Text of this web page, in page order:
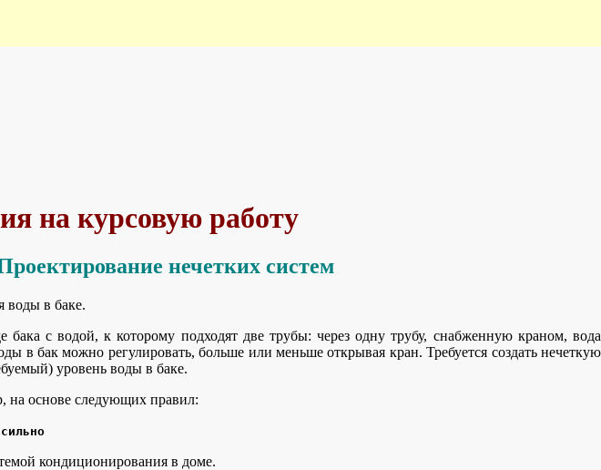
на курсовую работу
нечетких систем
воды в баке.
бака с водой, к которому подходят две трубы: через одну трубу, снабженную краном, вода
в бак можно регулировать, больше или меньше открывая кран. Требуется создать нечеткую
уровень воды в баке.
на основе следующих правил:
кондиционирования в доме.